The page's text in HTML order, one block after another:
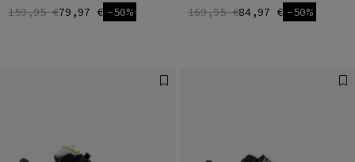
159,95 €79,97 € -50% 169,95 €84,97 € -50%